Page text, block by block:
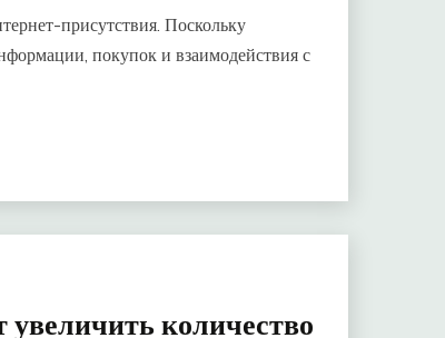
присутствия. Поскольку
покупок и взаимодействия с
количество